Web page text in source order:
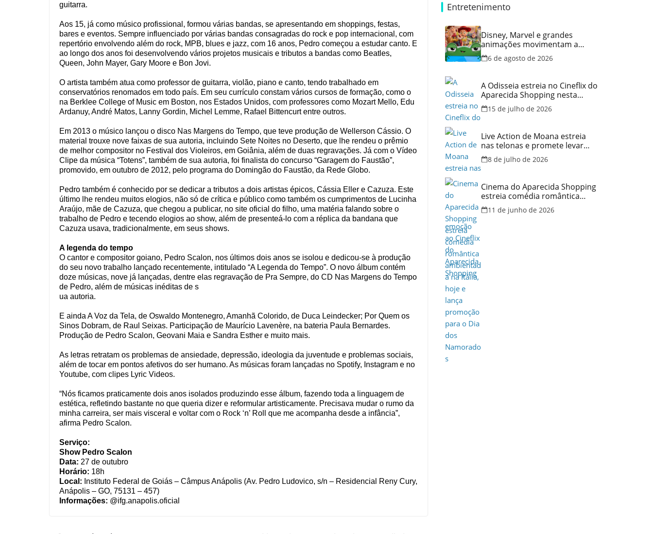
guitarra.
Aos 15, já como músico profissional, formou várias bandas, se apresentando em shoppings, festas,
bares e eventos. Sempre influenciado por várias bandas consagradas do rock e pop internacional, com
repertório envolvendo além do rock, MPB, blues e jazz, com 16 anos, Pedro começou a estudar canto. E
ao longo dos anos foi desenvolvendo vários projetos musicais e tributos a bandas como Beatles,
Queen, John Mayer, Gary Moore e Bon Jovi.
O artista também atua como professor de guitarra, violão, piano e canto, tendo trabalhado em
conservatórios renomados em todo país. Em seu currículo constam vários cursos de formação, como o
na Berklee College of Music em Boston, nos Estados Unidos, com professores como Mozart Mello, Edu
Ardanuy, André Matos, Lanny Gordin, Michel Lemme, Rafael Bittencurt entre outros.
Em 2013 o músico lançou o disco Nas Margens do Tempo, que teve produção de Wellerson Cássio. O
material trouxe nove faixas de sua autoria, incluindo Sete Noites no Deserto, que lhe rendeu o prêmio
de melhor compositor no Festival dos Violeiros, em Goiânia, além de duas regravações. Já com o Vídeo
Clipe da música “Totens”, também de sua autoria, foi finalista do concurso “Garagem do Faustão”,
promovido, em outubro de 2012, pelo programa do Domingão do Faustão, da Rede Globo.
Pedro também é conhecido por se dedicar a tributos a dois artistas épicos, Cássia Eller e Cazuza. Este
último lhe rendeu muitos elogios, não só de crítica e público como também os cumprimentos de Lucinha
Araújo, mãe de Cazuza, que chegou a publicar, no site oficial do filho, uma matéria falando sobre o
trabalho de Pedro e tecendo elogios ao show, além de presenteá-lo com a réplica da bandana que
Cazuza usava, tradicionalmente, em seus shows.
A legenda do tempo
O cantor e compositor goiano, Pedro Scalon, nos últimos dois anos se isolou e dedicou-se à produção
do seu novo trabalho lançado recentemente, intitulado “A Legenda do Tempo”. O novo álbum contém
doze músicas, nove já lançadas, dentre elas regravação de Pra Sempre, do CD Nas Margens do Tempo
de Pedro, além de músicas inéditas de s
ua autoria.
E ainda A Voz da Tela, de Oswaldo Montenegro, Amanhã Colorido, de Duca Leindecker; Por Quem os
Sinos Dobram, de Raul Seixas. Participação de Maurício Lavenère, na bateria Paula Bernardes.
Produção de Pedro Scalon, Geovani Maia e Sandra Esther e muito mais.
As letras retratam os problemas de ansiedade, depressão, ideologia da juventude e problemas sociais,
além de tocar em pontos afetivos do ser humano. As músicas foram lançadas no Spotify, Instagram e no
Youtube, com clipes Lyric Videos.
“Nós ficamos praticamente dois anos isolados produzindo esse álbum, fazendo toda a linguagem de
estética, refletindo bastante no que queria dizer e reformular artisticamente. Precisava mudar o rumo da
minha carreira, ser mais visceral e voltar com o Rock ‘n’ Roll que me acompanha desde a infância”,
afirma Pedro Scalon.
Serviço:
Show Pedro Scalon
Data: 27 de outubro
Horário: 18h
Local: Instituto Federal de Goiás – Câmpus Anápolis (Av. Pedro Ludovico, s/n – Residencial Reny Cury,
Anápolis – GO, 75131 – 457)
Informações: @ifg.anapolis.oficial
Entretenimento
Disney, Marvel e grandes
animações movimentam a
programação do Cineflix do
Aparecida Shopping
6 de agosto de 2026
A Odisseia estreia no Cineflix do
Aparecida Shopping nesta
quinta, 16
15 de julho de 2026
Live Action de Moana estreia
nas telonas e promete levar
aventura e emoção ao Cineflix
do Aparecida Shopping
8 de julho de 2026
Cinema do Aparecida Shopping
estreia comédia romântica
ambientada na Itália, hoje e
lança promoção para o Dia dos
11 de junho de 2026